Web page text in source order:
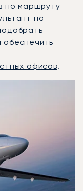
по маршруту
по
обеспечить
офисов.